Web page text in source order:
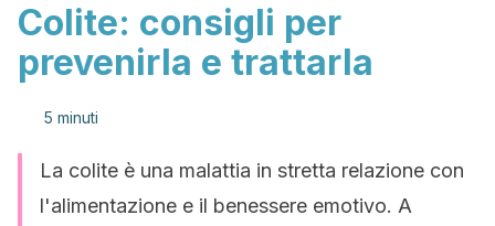
Colite: consigli per
prevenirla e trattarla
5 minuti
La colite è una malattia in stretta relazione con
l'alimentazione e il benessere emotivo. A